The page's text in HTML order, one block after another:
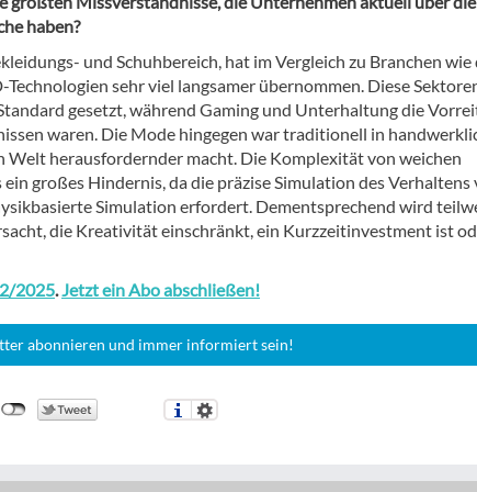
haben?
und Schuhbereich, hat im Vergleich zu Branchen wie
sehr viel langsamer übernommen. Diese
gesetzt, während Gaming und Unterhaltung die
waren. Die Mode hingegen war traditionell in
Welt herausfordernder macht. Die Komplexität von weichen
großes Hindernis, da die präzise Simulation des Verhaltens
Simulation erfordert. Dementsprechend wird
die Kreativität einschränkt, ein Kurzzeitinvestment ist
2025.Jetzt ein Abo abschließen!
abonnieren und immer informiert sein!